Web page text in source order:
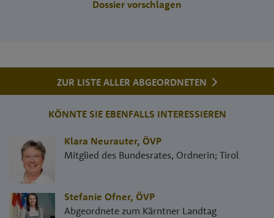
Dossier vorschlagen
ZUR LISTE ALLER ABGEORDNETEN
KÖNNTE SIE EBENFALLS INTERESSIEREN
Klara Neurauter, ÖVP
Mitglied des Bundesrates, Ordnerin; Tirol
Stefanie Ofner, ÖVP
Abgeordnete zum Kärntner Landtag